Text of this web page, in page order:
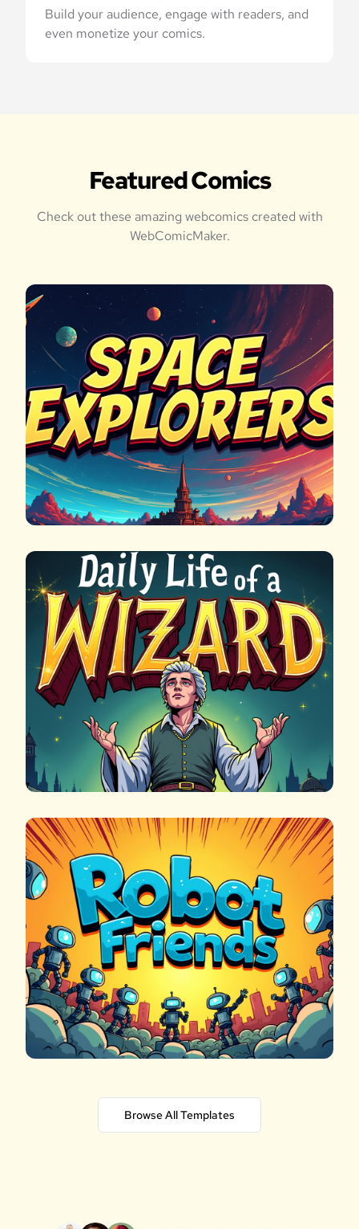
Build your audience, engage with readers, and
even monetize your comics.
Featured Comics
Check out these amazing webcomics created with
WebComicMaker.
Browse All Templates